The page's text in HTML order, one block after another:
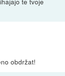
obdržat!